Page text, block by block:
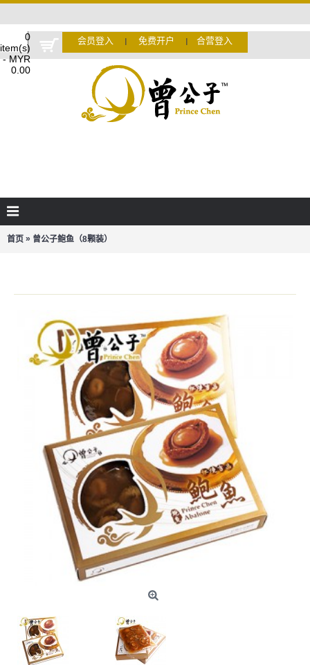
0
item(s)
- MYR
0.00
会员登入 免费开户 合营登入
首页 » 曾公子鲍鱼（8颗装）